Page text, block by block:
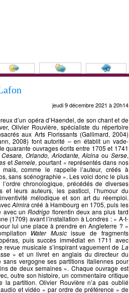
jeudi 9 décembre 2021 à 20h14
d’un opéra d’Haendel, de son chant et de
Olivier Rouvière, spécialiste du répertoire
aux Arts Florissants (Gallimard, 2004)
2008) font autorité – en établit un vade-
quarante ouvrages écrits entre 1705 et 1741
Orlando, Ariodante, Alcina ou Serse,
etSemele, pourtant « représentés dans nos
comme le rappelle l’auteur, créés à
sans scénographie ». Les voici donc le plus
chronologique, précédés de diverses
et leurs auteurs, les pasticci, l’humour du
mélodique et son art du réemploi.
Almiracréé à Hambourg en 1705, puis les
avec unRodrigo florentin deux ans plus tard
(1709) avant l’installation à Londres : « A-t-
lui une place à prendre en Angleterre ? »
Water Musicissue de fragments
puis succès immédiat en 1711 avec
revue musicale s’inspirant vaguement de La
» et un livret en anglais du directeur du
vergogne ses partitions italiennes pour
de deux semaines ». Chaque ouvrage est
outre son histoire, un commentaire critique
la partition. Olivier Rouvière n’a pas oublié
et vidéo « par ordre de préférence » de